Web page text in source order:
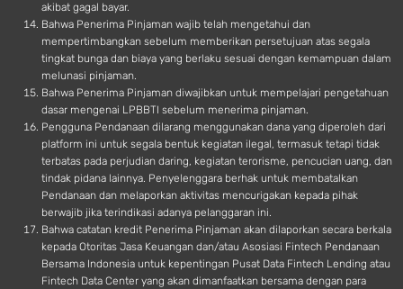
akibat gagal bayar.
Bahwa Penerima Pinjaman wajib telah mengetahui dan
mempertimbangkan sebelum memberikan persetujuan atas segala
tingkat bunga dan biaya yang berlaku sesuai dengan kemampuan dalam
melunasi pinjaman.
Bahwa Penerima Pinjaman diwajibkan untuk mempelajari pengetahuan
dasar mengenai LPBBTI sebelum menerima pinjaman.
Pengguna Pendanaan dilarang menggunakan dana yang diperoleh dari
platform ini untuk segala bentuk kegiatan ilegal, termasuk tetapi tidak
terbatas pada perjudian daring, kegiatan terorisme, pencucian uang, dan
tindak pidana lainnya. Penyelenggara berhak untuk membatalkan
Pendanaan dan melaporkan aktivitas mencurigakan kepada pihak
berwajib jika terindikasi adanya pelanggaran ini.
Bahwa catatan kredit Penerima Pinjaman akan dilaporkan secara berkala
kepada Otoritas Jasa Keuangan dan/atau Asosiasi Fintech Pendanaan
Bersama Indonesia untuk kepentingan Pusat Data Fintech Lending atau
Fintech Data Center yang akan dimanfaatkan bersama dengan para